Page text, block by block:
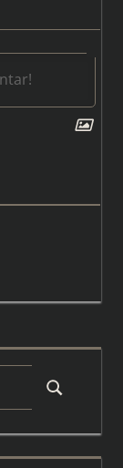
Suchen